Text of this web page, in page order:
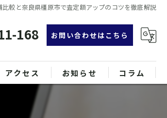
比較と奈良県橿原市で査定額アップのコツを徹底解説
168 お問い合わせはこちら
アクセス お知らせ コラム